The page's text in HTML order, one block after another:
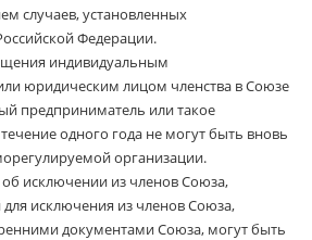
случаев, установленных
Федерации.
индивидуальным
юридическим лицом членства в Союзе
предприниматель или такое
одного года не могут быть вновь
организации.
исключении из членов Союза,
исключения из членов Союза,
документами Союза, могут быть